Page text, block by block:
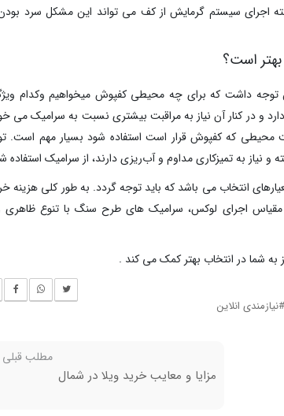
اجرای سیستم گرمایش از کف می تواند این مشکل سرد
است؟
توجه داشت که برای چه محیطی کفپوش میخواهیم وکدام
و در کنار آن نیاز به مراقبت بیشتری نسبت به سرامیک می
که کفپوش قرار است استفاده شود بسیار مهم است.
نیاز به تمیزکاری مداوم و آب‌ریزی دارند، از سرامیک استفاده
انتخاب می باشد که باید توجه گردد. به طور کلی هزینه
مقیاس اجرای لوکس، سرامیک های طرح سنگ با تنوع ظاهری
به شما در انتخاب بهتر کمک می کند .
نیازمندی انلاین
مطلب قبلی
مزایا و معایب خرید ویلا در شمال